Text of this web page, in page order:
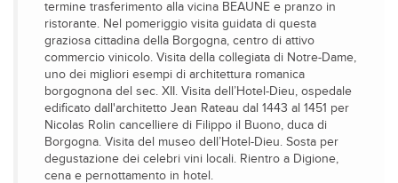
termine trasferimento alla vicina BEAUNE e pranzo in
ristorante. Nel pomeriggio visita guidata di questa
graziosa cittadina della Borgogna, centro di attivo
commercio vinicolo. Visita della collegiata di Notre-Dame,
uno dei migliori esempi di architettura romanica
borgognona del sec. XII. Visita dell’Hotel-Dieu, ospedale
edificato dall'architetto Jean Rateau dal 1443 al 1451 per
Nicolas Rolin cancelliere di Filippo il Buono, duca di
Borgogna. Visita del museo dell’Hotel-Dieu. Sosta per
degustazione dei celebri vini locali. Rientro a Digione,
cena e pernottamento in hotel.